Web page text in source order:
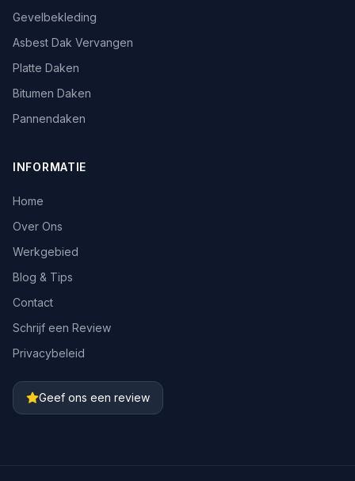
Gevelbekleding
Asbest Dak Vervangen
Platte Daken
Bitumen Daken
Pannendaken
INFORMATIE
Home
Over Ons
Werkgebied
Blog & Tips
Contact
Schrijf een Review
Privacybeleid
Geef ons een review